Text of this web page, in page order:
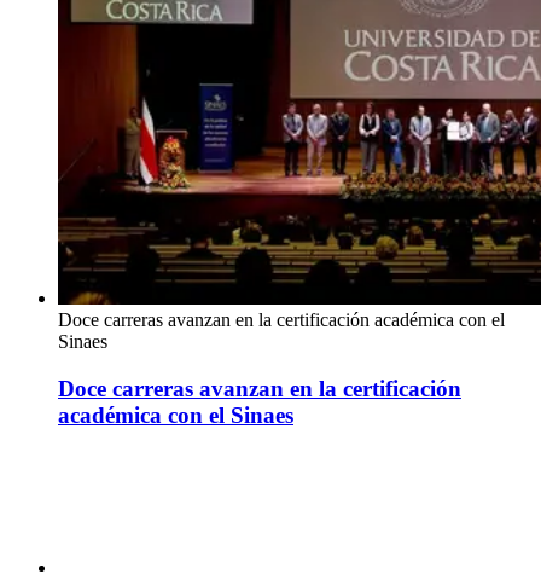
Doce carreras avanzan en la certificación académica con el
Sinaes
Doce carreras avanzan en la certificación
académica con el Sinaes